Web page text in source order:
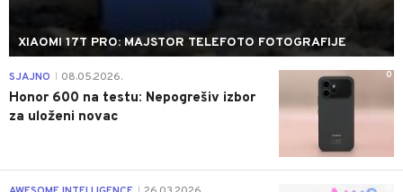
XIAOMI 17T PRO: MAJSTOR TELEFOTO FOTOGRAFIJE
0
SJAJNO 08.05.2026.
Honor 600 na testu: Nepogrešiv izbor
za uloženi novac